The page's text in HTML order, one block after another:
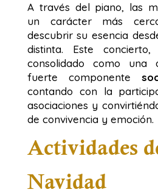
A través del piano, las
un carácter más
descubrir su esencia
distinta. Este
consolidado como una
fuerte componente
contando con la
asociaciones y
de convivencia y emoción.
Actividades
Navidad